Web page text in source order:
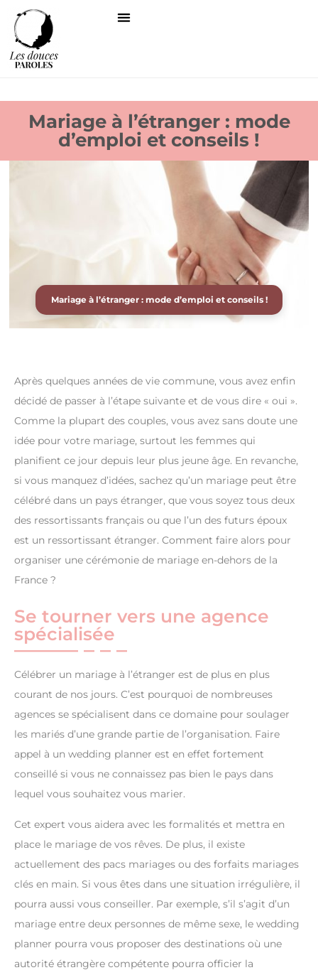
Mariage à l’étranger : mode
d’emploi et conseils !
Mariage à l’étranger : mode d’emploi et conseils !
Après quelques années de vie commune, vous avez enfin
décidé de passer à l’étape suivante et de vous dire « oui ».
Comme la plupart des couples, vous avez sans doute une
idée pour votre mariage, surtout les femmes qui
planifient ce jour depuis leur plus jeune âge. En revanche,
si vous manquez d’idées, sachez qu’un mariage peut être
célébré dans un pays étranger, que vous soyez tous deux
des ressortissants français ou que l’un des futurs époux
est un ressortissant étranger. Comment faire alors pour
organiser une cérémonie de mariage en-dehors de la
France ?
Se tourner vers une agence
spécialisée
Célébrer un mariage à l’étranger est de plus en plus
courant de nos jours. C’est pourquoi de nombreuses
agences se spécialisent dans ce domaine pour soulager
les mariés d’une grande partie de l’organisation. Faire
appel à un wedding planner est en effet fortement
conseillé si vous ne connaissez pas bien le pays dans
lequel vous souhaitez vous marier.
Cet expert vous aidera avec les formalités et mettra en
place le mariage de vos rêves. De plus, il existe
actuellement des pacs mariages ou des forfaits mariages
clés en main. Si vous êtes dans une situation irrégulière, il
pourra aussi vous conseiller. Par exemple, s’il s’agit d’un
mariage entre deux personnes de même sexe, le wedding
planner pourra vous proposer des destinations où une
autorité étrangère compétente pourra officier la